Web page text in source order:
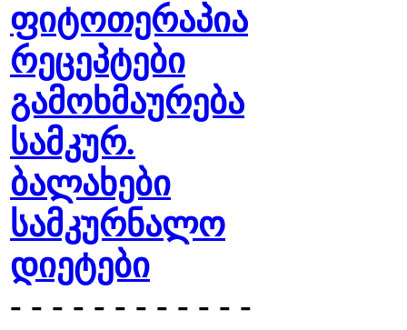
ფიტოთერაპია
რეცეპტები
გამოხმაურება
სამკურ.
ბალახები
სამკურნალო
დიეტები
- - - - - - - - - - - -